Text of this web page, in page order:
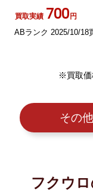
買取実績 700円
ABランク 2025/10/18
※買取価
その
フクウ